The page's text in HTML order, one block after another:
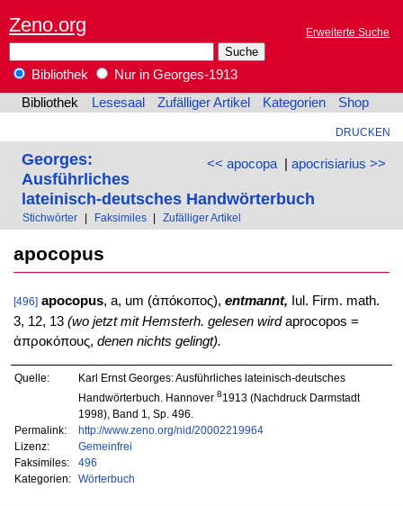
Zeno.org Erweiterte Suche
Bibliothek
Nur in Georges-1913
Bibliothek
Lesesaal Zufälliger Artikel Kategorien Shop
DRUCKEN
<< apocopa| apocrisiarius >>
Georges:
Ausführliches
lateinisch-deutsches Handwörterbuch
Stichwörter Faksimiles Zufälliger Artikel
apocopus
[496] apocopus, a, um (ἀπόκοπος), entmannt, Iul. Firm. math.
3, 12, 13 (wo jetzt mit Hemsterh. gelesen wirdaprocopos =
ἀπροκόπους, denen nichts gelingt).
Quelle:
Karl Ernst Georges: Ausführliches lateinisch-deutsches
Handwörterbuch. Hannover 81913 (Nachdruck Darmstadt
1998), Band 1, Sp. 496.
Permalink:
http://www.zeno.org/nid/20002219964
Lizenz:
Gemeinfrei
Faksimiles:
496
Kategorien:
Wörterbuch